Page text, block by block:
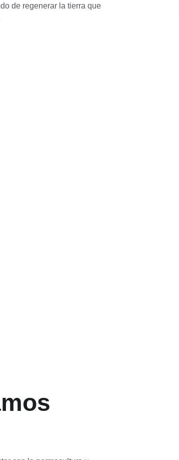
de regenerar la tierra que